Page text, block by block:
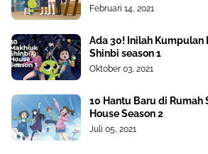
Februari 14, 2021
Ada 30! Inilah Kumpulan
Shinbi season 1
Oktober 03, 2021
10 Hantu Baru di Rumah
House Season 2
Juli 05, 2021